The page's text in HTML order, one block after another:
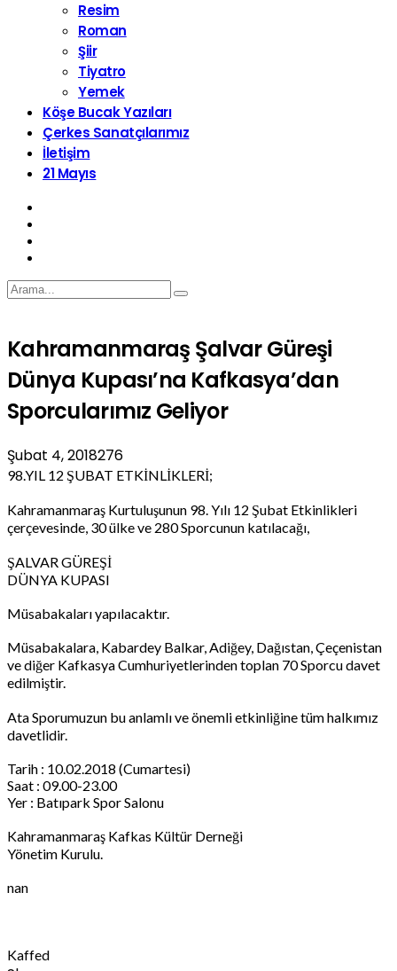
Resim
Roman
Şiir
Tiyatro
Yemek
Köşe Bucak Yazıları
Çerkes Sanatçılarımız
İletişim
21 Mayıs
Kahramanmaraş Şalvar Güreşi
Dünya Kupası’na Kafkasya’dan
Sporcularımız Geliyor
Şubat 4, 2018276
98.YIL 12 ŞUBAT ETKİNLİKLERİ;
Kahramanmaraş Kurtuluşunun 98. Yılı 12 Şubat Etkinlikleri
çerçevesinde, 30 ülke ve 280 Sporcunun katılacağı,
ŞALVAR GÜREŞİ
DÜNYA KUPASI
Müsabakaları yapılacaktır.
Müsabakalara, Kabardey Balkar, Adiğey, Dağıstan, Çeçenistan
ve diğer Kafkasya Cumhuriyetlerinden toplan 70 Sporcu davet
edilmiştir.
Ata Sporumuzun bu anlamlı ve önemli etkinliğine tüm halkımız
davetlidir.
Tarih : 10.02.2018 (Cumartesi)
Saat : 09.00-23.00
Yer : Batıpark Spor Salonu
Kahramanmaraş Kafkas Kültür Derneği
Yönetim Kurulu.
nan
Kaffed